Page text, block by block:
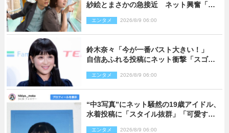
紗絵とまさかの急接近 ネット興奮「そ
り）
エンタメ 2026/8/9 06:00
鈴木奈々「今が一番バスト大きい！」
自信あふれる投稿にネット衝撃「スゴ
エンタメ 2026/8/9 06:00
“中3写真”にネット騒然の19歳アイドル、
水着投稿に「スタイル抜群」「可愛すぎ
エンタメ 2026/8/9 06:00